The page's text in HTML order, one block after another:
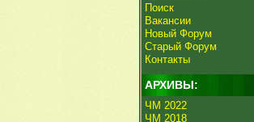
Поиск
Вакансии
Новый Форум
Старый Форум
Контакты
АРХИВЫ:
ЧМ 2022
ЧМ 2018